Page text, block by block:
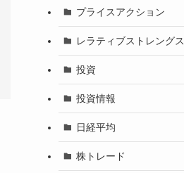
プライスアクション
レラティブストレングス
投資
投資情報
日経平均
株トレード